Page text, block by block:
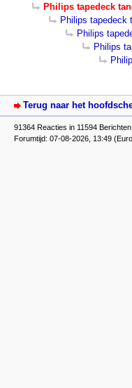
Philips tapedeck
Philips tapedeck
Philips
Philips
Terug naar het
91364 Reacties in 11594
Forumtijd: 07-08-2026, 13:49